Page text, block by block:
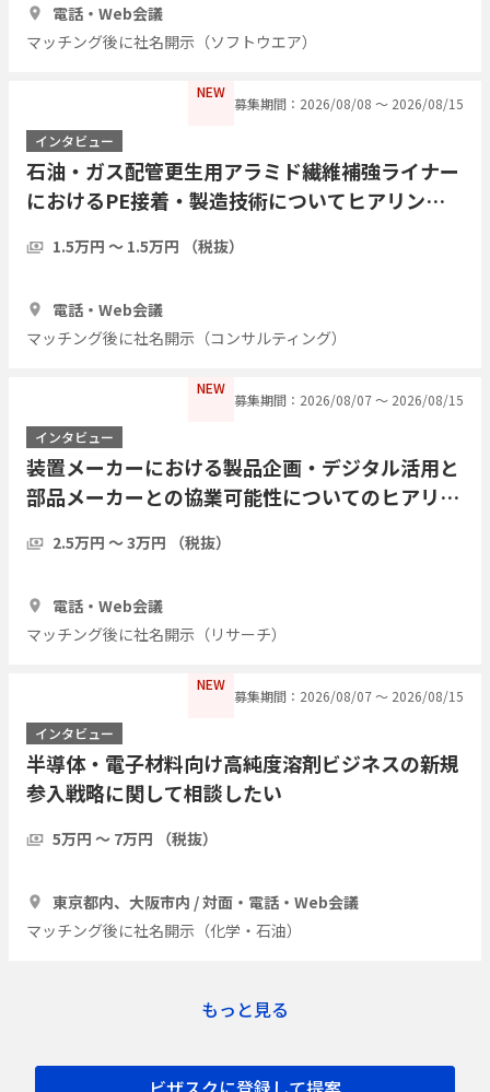
電話・Web会議
マッチング後に社名開示（ソフトウエア）
NEW
募集期間：2026/08/08 〜 2026/08/15
インタビュー
石油・ガス配管更生用アラミド繊維補強ライナー
におけるPE接着・製造技術についてヒアリング
1.5万円 〜 1.5万円 （税抜）
電話・Web会議
マッチング後に社名開示（コンサルティング）
NEW
募集期間：2026/08/07 〜 2026/08/15
インタビュー
装置メーカーにおける製品企画・デジタル活用と
部品メーカーとの協業可能性についてのヒアリン
2.5万円 〜 3万円 （税抜）
電話・Web会議
マッチング後に社名開示（リサーチ）
NEW
募集期間：2026/08/07 〜 2026/08/15
インタビュー
半導体・電子材料向け高純度溶剤ビジネスの新規
参入戦略に関して相談したい
5万円 〜 7万円 （税抜）
東京都内、大阪市内 / 対面・電話・Web会議
マッチング後に社名開示（化学・石油）
もっと見る